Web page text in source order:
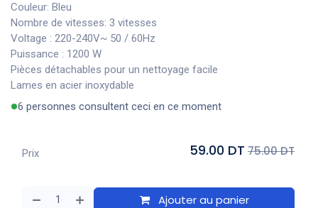
Couleur: Bleu
Nombre de vitesses: 3 vitesses
Voltage : 220-240V~ 50 / 60Hz
Puissance : 1200 W
Pièces détachables pour un nettoyage facile
Lames en acier inoxydable
6 personnes consultent ceci en ce moment
Ajouter au panier
Prix 59.00 DT 75.00 DT